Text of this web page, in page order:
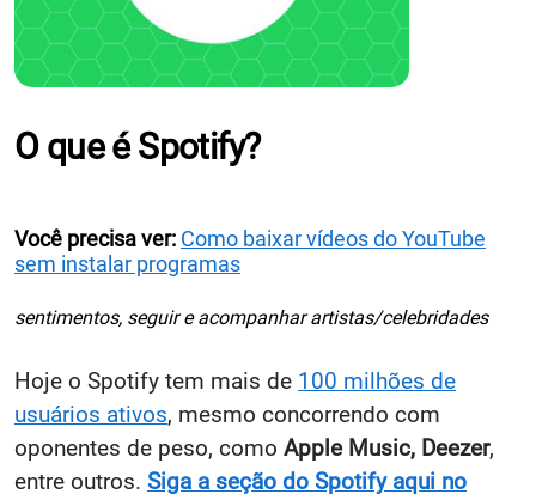
O que é Spotify?
Você precisa ver: Como baixar vídeos do YouTube
sem instalar programas
sentimentos, seguir e acompanhar artistas/celebridades
Hoje o Spotify tem mais de 100 milhões de
usuários ativos, mesmo concorrendo com
oponentes de peso, como Apple Music, Deezer,
entre outros. Siga a seção do Spotify aqui no